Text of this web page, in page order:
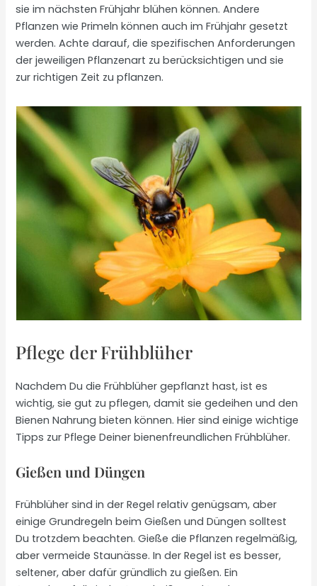
sie im nächsten Frühjahr blühen können. Andere
Pflanzen wie Primeln können auch im Frühjahr gesetzt
werden. Achte darauf, die spezifischen Anforderungen
der jeweiligen Pflanzenart zu berücksichtigen und sie
zur richtigen Zeit zu pflanzen.
Pflege der Frühblüher
Nachdem Du die Frühblüher gepflanzt hast, ist es
wichtig, sie gut zu pflegen, damit sie gedeihen und den
Bienen Nahrung bieten können. Hier sind einige wichtige
Tipps zur Pflege Deiner bienenfreundlichen Frühblüher.
Gießen und Düngen
Frühblüher sind in der Regel relativ genügsam, aber
einige Grundregeln beim Gießen und Düngen solltest
Du trotzdem beachten. Gieße die Pflanzen regelmäßig,
aber vermeide Staunässe. In der Regel ist es besser,
seltener, aber dafür gründlich zu gießen. Ein